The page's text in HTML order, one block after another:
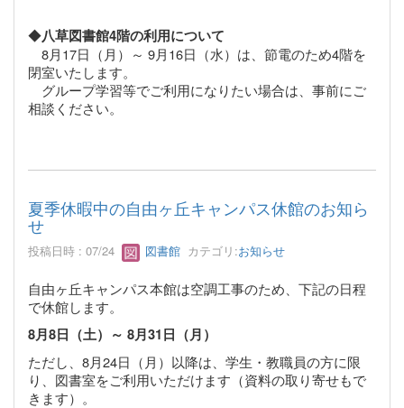
◆八草図書館4階の利用について
8月17日（月）～ 9月16日（水）は、節電のため4階を
閉室いたします。
グループ学習等でご利用になりたい場合は、事前にご
相談ください。
夏季休暇中の自由ヶ丘キャンパス休館のお知ら
せ
投稿日時 : 07/24 図書館 カテゴリ:お知らせ
自由ヶ丘キャンパス本館は空調工事のため、下記の日程
で休館します。
8月8日（土）～ 8月31日（月）
ただし、8月24日（月）以降は、学生・教職員の方に限
り、図書室をご利用いただけます（資料の取り寄せもで
きます）。